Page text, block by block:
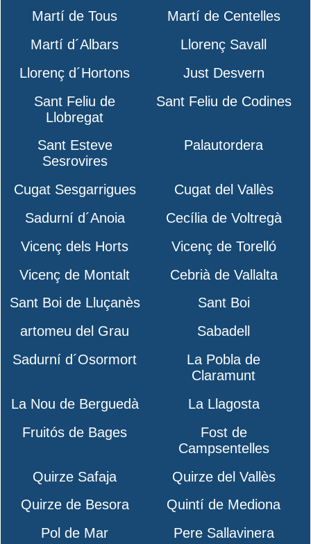
Martí de Tous
Martí de Centelles
Martí d´Albars
Llorenç Savall
Llorenç d´Hortons
Just Desvern
Sant Feliu de
Llobregat
Sant Feliu de Codines
Sant Esteve
Sesrovires
Palautordera
Cugat Sesgarrigues
Cugat del Vallès
Sadurní d´Anoia
Cecília de Voltregà
Vicenç dels Horts
Vicenç de Torelló
Vicenç de Montalt
Cebrià de Vallalta
Sant Boi de Lluçanès
Sant Boi
artomeu del Grau
Sabadell
Sadurní d´Osormort
La Pobla de
Claramunt
La Nou de Berguedà
La Llagosta
Fruitós de Bages
Fost de
Campsentelles
Quirze Safaja
Quirze del Vallès
Quirze de Besora
Quintí de Mediona
Pol de Mar
Pere Sallavinera